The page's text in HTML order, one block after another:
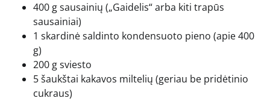
400 g sausainių („Gaidelis“ arba kiti trapūs
sausainiai)
1 skardinė saldinto kondensuoto pieno (apie 400
g)
200 g sviesto
5 šaukštai kakavos miltelių (geriau be pridėtinio
cukraus)